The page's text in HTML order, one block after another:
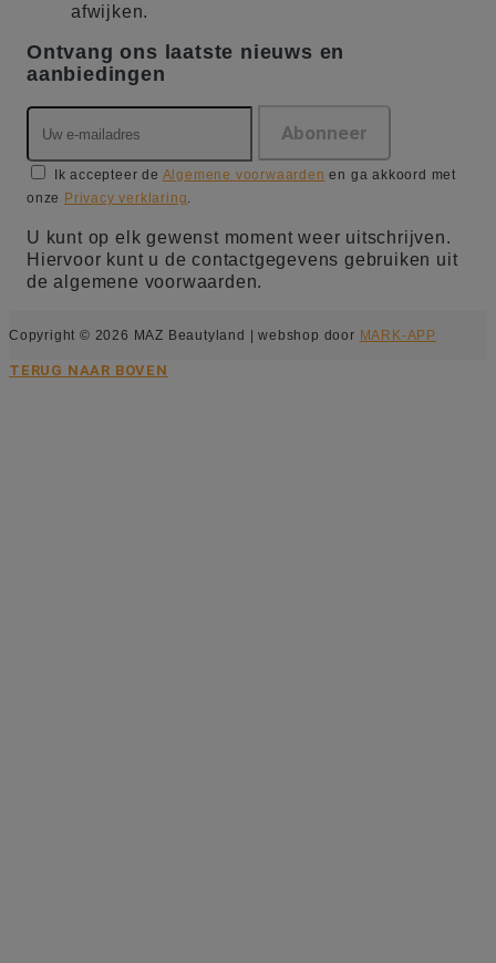
afwijken.
Ontvang ons laatste nieuws en
aanbiedingen
Ik accepteer de Algemene voorwaarden en ga akkoord met
onze Privacy verklaring.
U kunt op elk gewenst moment weer uitschrijven.
Hiervoor kunt u de contactgegevens gebruiken uit
de algemene voorwaarden.
Copyright © 2026 MAZ Beautyland | webshop door MARK-APP
TERUG NAAR BOVEN